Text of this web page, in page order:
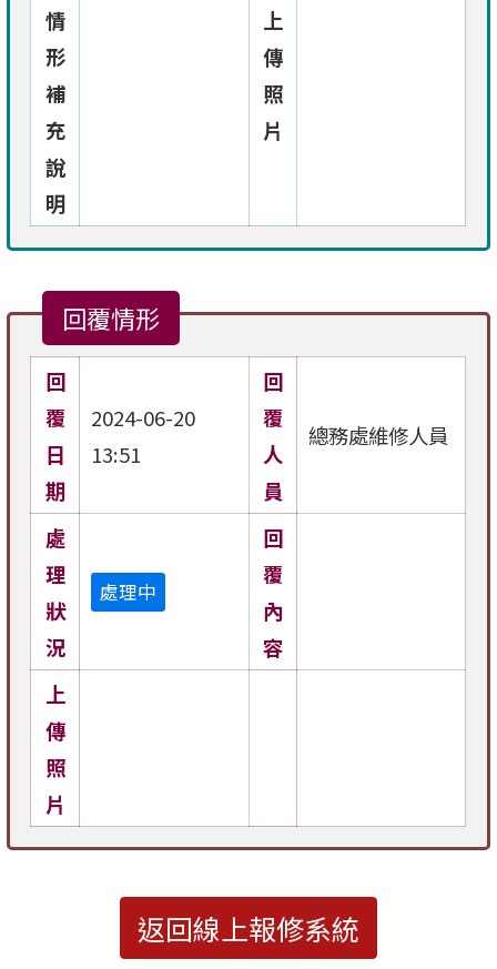
情
形
補
充
說
明
上
傳
照
片
回覆情形
回
覆
日
期
2024-06-20
13:51
回
覆
人
員
總務處維修人員
處
理
狀
況
處理中
回
覆
內
容
上
傳
照
片
返回線上報修系統